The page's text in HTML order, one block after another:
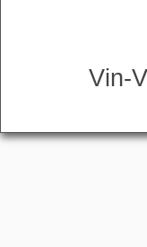
Vin-